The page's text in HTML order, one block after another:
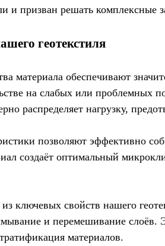
и призван решать
геотекстиля
материала обеспечивают
на слабых или проблемных
распределяет нагрузку,
позволяют эффективно
создаёт оптимальный
ключевых свойств нашего
и перемешивание слоёв.
материалов.